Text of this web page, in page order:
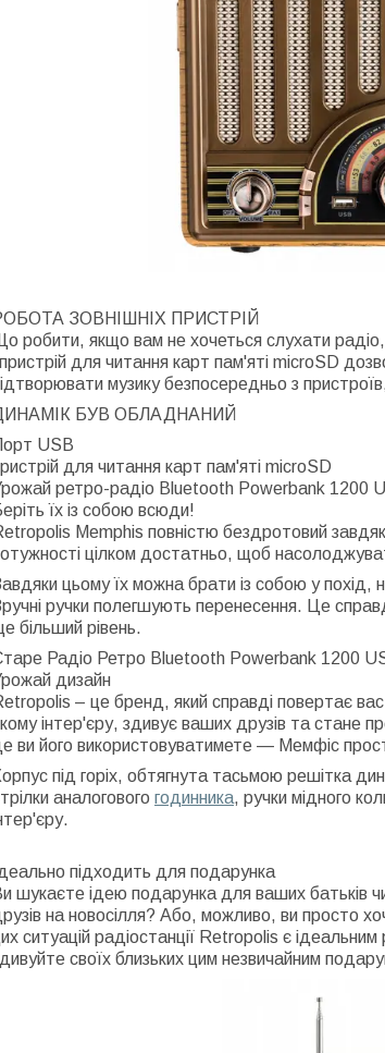
ЗОВНІШНІХ ПРИСТРІЙ
Що робити, якщо вам не хочеться слухати
пристрій для читання карт пам'яті microSD
музику безпосередньо з
БУВ ОБЛАДНАНИЙ
USB
для читання карт пам'яті microSD
ретро-радіо Bluetooth Powerbank 1200
їх із собою всюди!
Memphis повністю бездротовий
цілком достатньо, щоб
цьому їх можна брати із собою у похід,
ручки полегшують перенесення. Це
більший рівень.
Радіо Ретро Bluetooth Powerbank 1200
дизайн
– це бренд, який справді повертає
інтер'єру, здивує ваших друзів та стане
ви його використовуватимете — Мемфіс
під горіх, обтягнута тасьмою решітка
аналогового годинника, ручки мідного
підходить для подарунка
шукаєте ідею подарунка для ваших батьків
на новосілля? Або, можливо, ви просто
ситуацій радіостанції Retropolis є
своїх близьких цим незвичайним